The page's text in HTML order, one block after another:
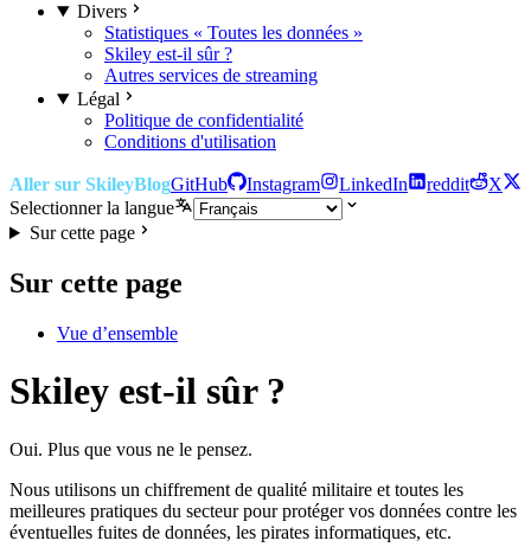
Divers
Statistiques « Toutes les données »
Skiley est-il sûr ?
Autres services de streaming
Légal
Politique de confidentialité
Conditions d'utilisation
Aller sur SkileyBlogGitHub Instagram LinkedIn reddit
X
Selectionner la langue
Sur cette page
Sur cette page
Vue d’ensemble
Skiley est-il sûr ?
Oui. Plus que vous ne le pensez.
Nous utilisons un chiffrement de qualité militaire et toutes les
meilleures pratiques du secteur pour protéger vos données contre les
éventuelles fuites de données, les pirates informatiques, etc.